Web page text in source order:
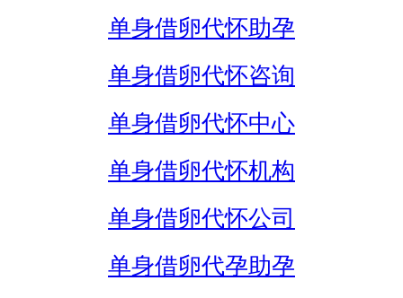
单身借卵代怀助孕
单身借卵代怀咨询
单身借卵代怀中心
单身借卵代怀机构
单身借卵代怀公司
单身借卵代孕助孕